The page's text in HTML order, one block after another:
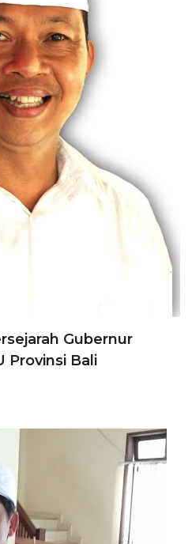
Gubernur
Provinsi Bali